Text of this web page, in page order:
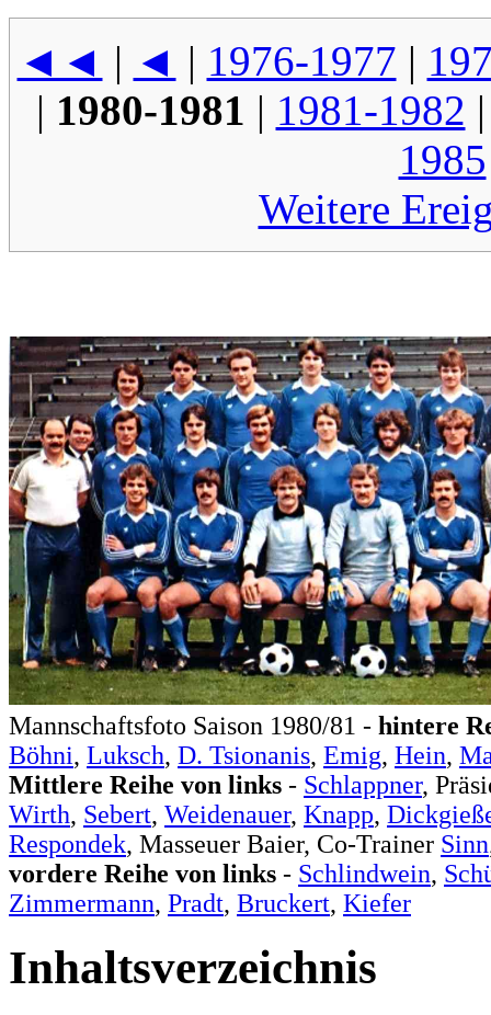
◄◄ | ◄ | 1976-1977 |
| 1980-1981 | 1981-1982
1985
Weitere
Mannschaftsfoto Saison 1980/81 - hintere
Böhni, Luksch, D. Tsionanis, Emig, Hein,
Mittlere Reihe von links - Schlappner,
Wirth, Sebert, Weidenauer, Knapp,
Respondek, Masseuer Baier, Co-Trainer Sinn
vordere Reihe von links - Schlindwein,
Zimmermann, Pradt, Bruckert, Kiefer
Inhaltsverzeichnis